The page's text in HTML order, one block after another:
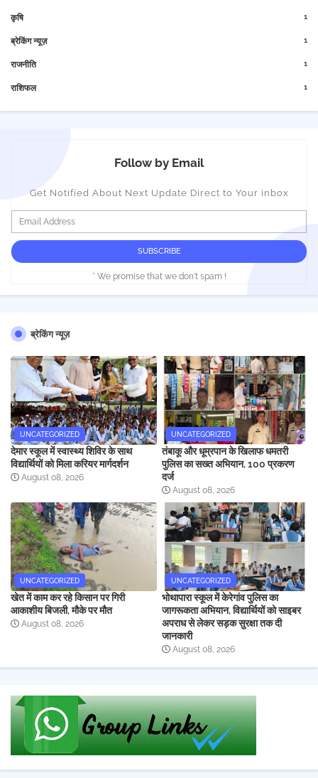
कृषि 1
ब्रेकिंग न्यूज़ 1
राजनीति 1
राशिफल 1
Follow by Email
Get Notified About Next Update Direct to Your inbox
* We promise that we don't spam !
ब्रेकिंग न्यूज़
UNCATEGORIZED
देमार स्कूल में स्वास्थ्य शिविर के साथ
विद्यार्थियों को मिला करियर मार्गदर्शन
August 08, 2026
UNCATEGORIZED
तंबाकू और धूम्रपान के खिलाफ धमतरी
पुलिस का सख्त अभियान, 100 प्रकरण
दर्ज
August 08, 2026
UNCATEGORIZED
खेत में काम कर रहे किसान पर गिरी
आकाशीय बिजली, मौके पर मौत
August 08, 2026
UNCATEGORIZED
भोथापारा स्कूल में केरेगांव पुलिस का
जागरूकता अभियान, विद्यार्थियों को साइबर
अपराध से लेकर सड़क सुरक्षा तक दी
जानकारी
August 08, 2026